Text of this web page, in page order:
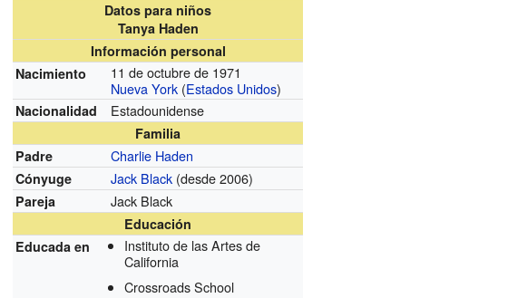
Datos para niños
Tanya Haden
Información personal
Nacimiento
11 de octubre de 1971
Nueva York (Estados Unidos)
Nacionalidad Estadounidense
Familia
Padre
Charlie Haden
Cónyuge Jack Black (desde 2006)
Pareja Jack Black
Educación
Educada en
Instituto de las Artes de
California
Crossroads School